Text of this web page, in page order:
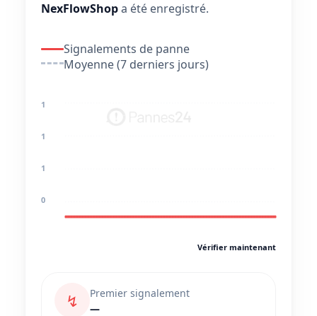
NexFlowShopa été enregistré.
Signalements de panne
Moyenne (7 derniers jours)
1
1
1
0
Vérifier maintenant
↯
Premier signalement
—